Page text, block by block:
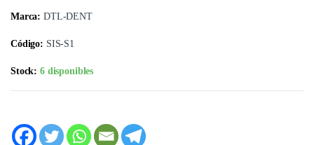
Marca: DTL-DENT
Código: SIS-S1
Stock:6 disponibles